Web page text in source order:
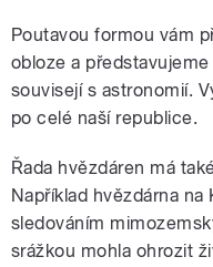
Poutavou formou vám
obloze a
souvisejí s astronomií.
po celé naší republice.
Řada hvězdáren má
Například hvězdárna
sledováním
srážkou mohla ohrozit